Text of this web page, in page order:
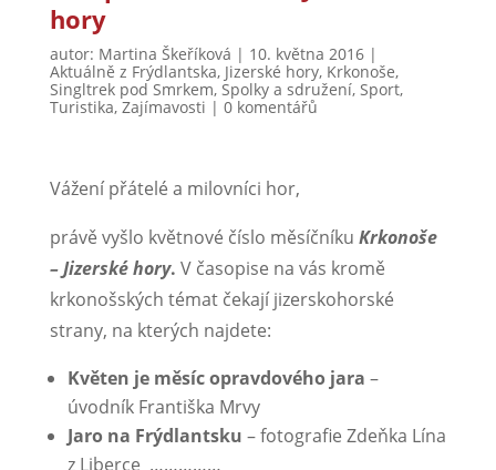
hory
autor: Martina Škeříková | 10. května 2016|
Aktuálně z Frýdlantska, Jizerské hory, Krkonoše,
Singltrek pod Smrkem, Spolky a sdružení, Sport,
Turistika, Zajímavosti | 0 komentářů
Vážení přátelé a milovníci hor,
právě vyšlo květnové číslo měsíčníku Krkonoše
– Jizerské hory. V časopise na vás kromě
krkonošských témat čekají jizerskohorské
strany, na kterých najdete:
Květen je měsíc opravdového jara –
úvodník Františka Mrvy
Jaro na Frýdlantsku – fotografie Zdeňka Lína
z Liberce ……………